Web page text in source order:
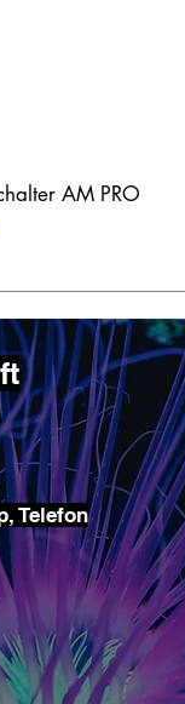
AM PRO
Telefon